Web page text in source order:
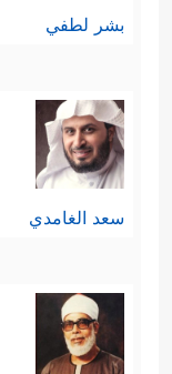
بشر لطفي
سعد الغامدي